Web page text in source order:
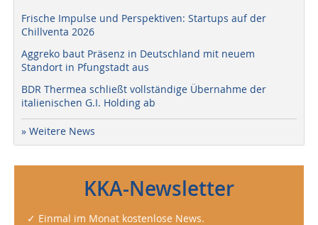
Frische Impulse und Perspektiven: Startups auf der
Chillventa 2026
Aggreko baut Präsenz in Deutschland mit neuem
Standort in Pfungstadt aus
BDR Thermea schließt vollständige Übernahme der
italienischen G.I. Holding ab
» Weitere News
KKA-Newsletter
✓ Einmal im Monat kostenlose News.